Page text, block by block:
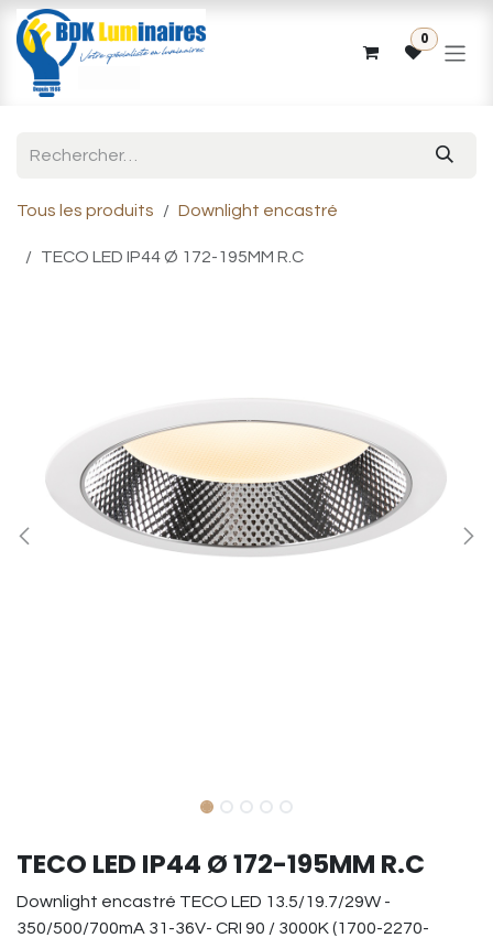
Se rendre au contenu
0
Tous les produits Downlight encastré
TECO LED IP44 Ø 172-195MM R.C
TECO LED IP44 Ø 172-195MM R.C
Downlight encastré TECO LED 13.5/19.7/29W -
350/500/700mA 31-36V- CRI 90 / 3000K (1700-2270-